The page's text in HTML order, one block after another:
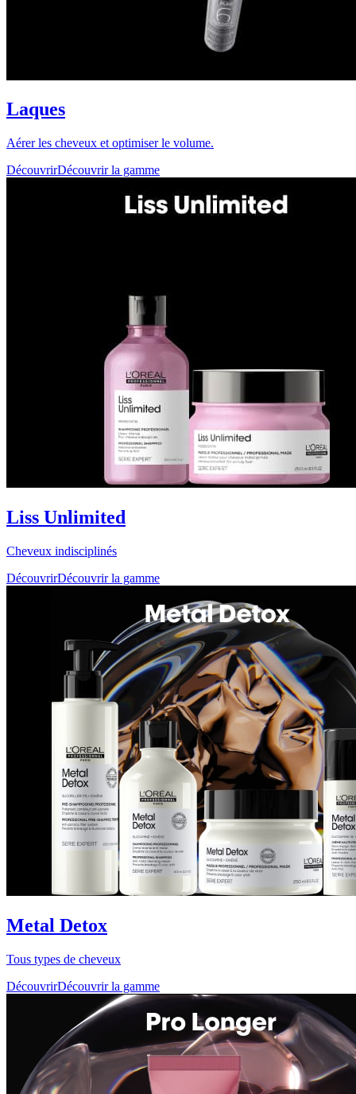
Laques
Aérer les cheveux et optimiser le volume.
DécouvrirDécouvrir la gamme
Liss Unlimited
Cheveux indisciplinés
DécouvrirDécouvrir la gamme
Metal Detox
Tous types de cheveux
DécouvrirDécouvrir la gamme